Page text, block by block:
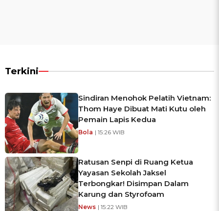
Terkini
Sindiran Menohok Pelatih Vietnam:
Thom Haye Dibuat Mati Kutu oleh
Pemain Lapis Kedua
Bola | 15:26 WIB
Ratusan Senpi di Ruang Ketua
Yayasan Sekolah Jaksel
Terbongkar! Disimpan Dalam
Karung dan Styrofoam
News | 15:22 WIB